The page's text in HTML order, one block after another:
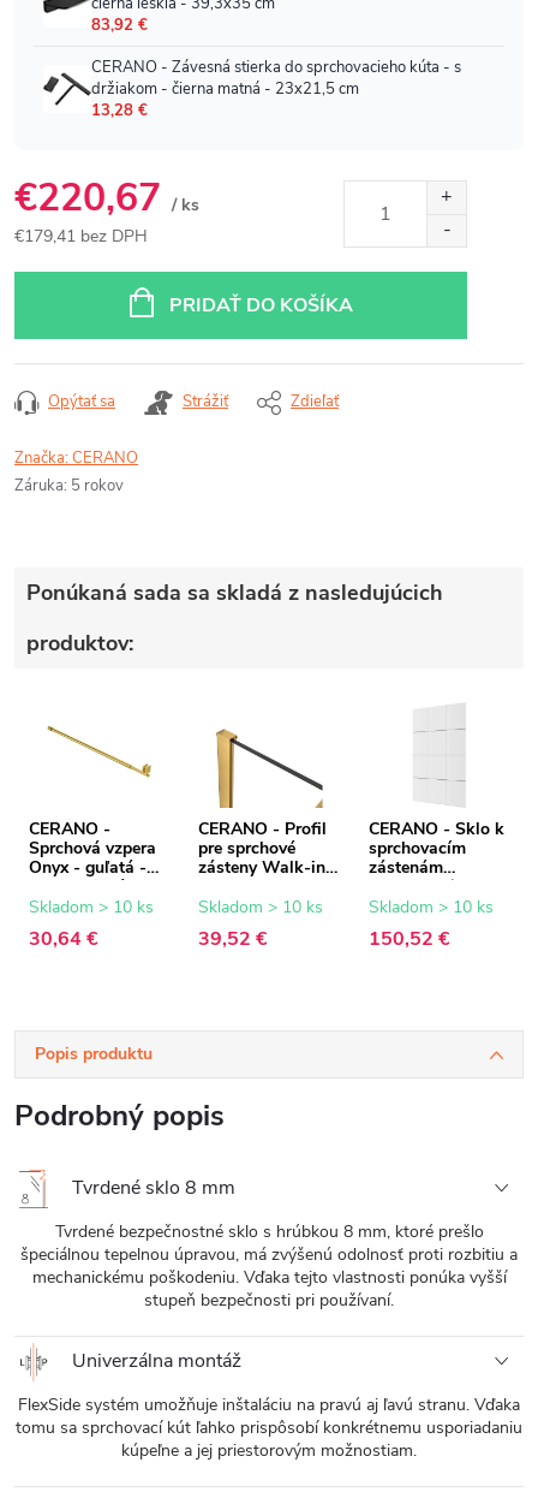
€220,67 / ks
€179,41 bez DPH
PRIDAŤ DO KOŠÍKA
Opýtať sa Strážiť Zdieľať
Značka:CERANO
Záruka: 5 rokov
Ponúkaná sada sa skladá z nasledujúcich
produktov:
CERANO -
Sprchová vzpera
Onyx - guľatá -
teleskopická -
zlatá - 77-140 cm
Skladom > 10 ks
30,64 €
CERANO - Profil
pre sprchové
zásteny Walk-in
zlatá - 15 mm
Skladom > 10 ks
39,52 €
CERANO - Sklo k
sprchovacím
zástenám
Industro L/P - 8
mm -
parentné sklo -
Skladom > 10 ks
150,52 €
Popis produktu
Podrobný popis
Tvrdené sklo 8 mm
Tvrdené bezpečnostné sklo s hrúbkou 8 mm, ktoré prešlo
špeciálnou tepelnou úpravou, má zvýšenú odolnosť proti rozbitiu a
mechanickému poškodeniu. Vďaka tejto vlastnosti ponúka vyšší
stupeň bezpečnosti pri používaní.
Univerzálna montáž
FlexSide systém umožňuje inštaláciu na pravú aj ľavú stranu. Vďaka
tomu sa sprchovací kút ľahko prispôsobí konkrétnemu usporiadaniu
kúpeľne a jej priestorovým možnostiam.